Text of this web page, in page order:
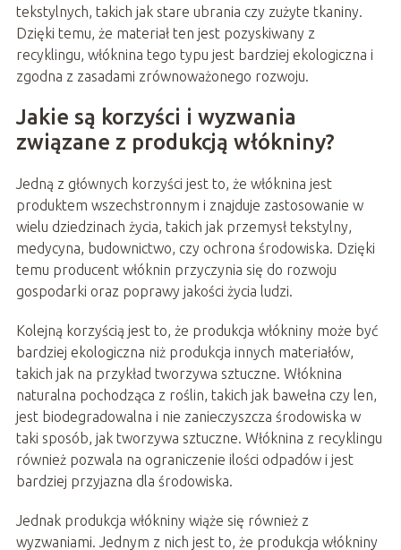
tekstylnych, takich jak stare ubrania czy zużyte tkaniny.
Dzięki temu, że materiał ten jest pozyskiwany z
recyklingu, włóknina tego typu jest bardziej ekologiczna i
zgodna z zasadami zrównoważonego rozwoju.
Jakie są korzyści i wyzwania
związane z produkcją włókniny?
Jedną z głównych korzyści jest to, że włóknina jest
produktem wszechstronnym i znajduje zastosowanie w
wielu dziedzinach życia, takich jak przemysł tekstylny,
medycyna, budownictwo, czy ochrona środowiska. Dzięki
temu producent włóknin przyczynia się do rozwoju
gospodarki oraz poprawy jakości życia ludzi.
Kolejną korzyścią jest to, że produkcja włókniny może być
bardziej ekologiczna niż produkcja innych materiałów,
takich jak na przykład tworzywa sztuczne. Włóknina
naturalna pochodząca z roślin, takich jak bawełna czy len,
jest biodegradowalna i nie zanieczyszcza środowiska w
taki sposób, jak tworzywa sztuczne. Włóknina z recyklingu
również pozwala na ograniczenie ilości odpadów i jest
bardziej przyjazna dla środowiska.
Jednak produkcja włókniny wiąże się również z
wyzwaniami. Jednym z nich jest to, że produkcja włókniny